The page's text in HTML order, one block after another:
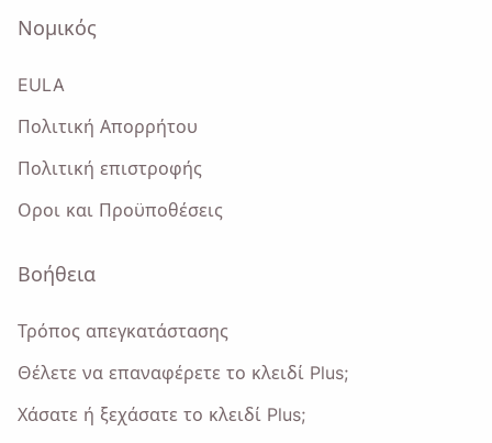
Νομικός
EULA
Πολιτική Απορρήτου
Πολιτική επιστροφής
Οροι και Προϋποθέσεις
Βοήθεια
Τρόπος απεγκατάστασης
Θέλετε να επαναφέρετε το κλειδί Plus;
Χάσατε ή ξεχάσατε το κλειδί Plus;